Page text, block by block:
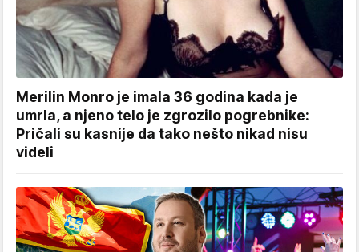
Merilin Monro je imala 36 godina kada je
umrla, a njeno telo je zgrozilo pogrebnike:
Pričali su kasnije da tako nešto nikad nisu
videli